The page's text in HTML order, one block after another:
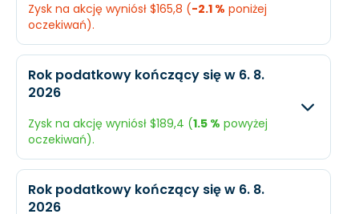
Dochód $2,5 mld.
EPS $192 N/A
Zysk na akcję wyniósł $165,8 (-2.1 % poniżej
oczekiwań).
Przychody
Dochód $2,2 mld.
EPS $169,3
Rok podatkowy kończący się w 6. 8.
2026
Zysk na akcję wyniósł $189,4 (1.5 % powyżej
oczekiwań).
Rok podatkowy kończący się w 6. 8.
2026